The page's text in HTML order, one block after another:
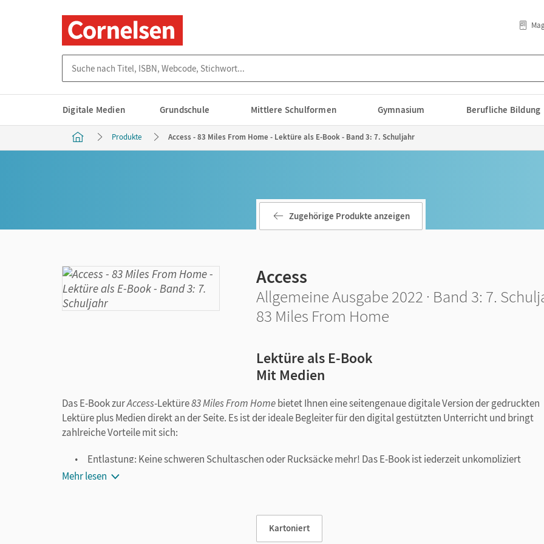
Digitale Medien Grundschule Mittlere Schulformen Gymnasium Berufliche Bildung
Produkte Access - 83 Miles From Home - Lektüre als E-Book - Band 3: 7. Schuljahr
Zugehörige Produkte anzeigen
Access
Allgemeine Ausgabe 2022 · Band 3: 7.
83 Miles From Home
Lektüre als E-Book
Mit Medien
Das E-Book zurAccess-Lektüre83 Miles From Homebietet Ihnen eine seitengenaue digitale Version der gedruckten
Lektüre plus Medien direkt an der Seite. Es ist der ideale Begleiter für den digital gestützten Unterricht und bringt
zahlreiche Vorteile mit sich:
Entlastung: Keine schweren Schultaschen oder Rucksäcke mehr! Das E-Book ist jederzeit unkompliziert
verfügbar.
Mehr lesen
Kartoniert